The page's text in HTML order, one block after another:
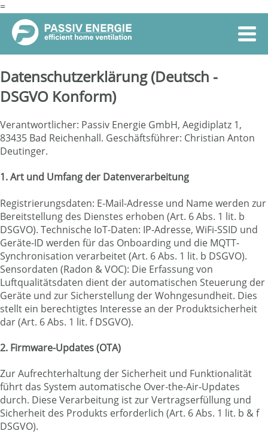
=
Datenschutzerklärung (Deutsch -
DSGVO Konform)
Verantwortlicher: Passiv Energie GmbH, Aegidiplatz 1,
83435 Bad Reichenhall. Geschäftsführer: Christian Anton
Deutinger.
1. Art und Umfang der Datenverarbeitung
Registrierungsdaten: E-Mail-Adresse und Name werden zur
Bereitstellung des Dienstes erhoben (Art. 6 Abs. 1 lit. b
DSGVO). Technische IoT-Daten: IP-Adresse, WiFi-SSID und
Geräte-ID werden für das Onboarding und die MQTT-
Synchronisation verarbeitet (Art. 6 Abs. 1 lit. b DSGVO).
Sensordaten (Radon & VOC): Die Erfassung von
Luftqualitätsdaten dient der automatischen Steuerung der
Geräte und zur Sicherstellung der Wohngesundheit. Dies
stellt ein berechtigtes Interesse an der Produktsicherheit
dar (Art. 6 Abs. 1 lit. f DSGVO).
2. Firmware-Updates (OTA)
Zur Aufrechterhaltung der Sicherheit und Funktionalität
führt das System automatische Over-the-Air-Updates
durch. Diese Verarbeitung ist zur Vertragserfüllung und
Sicherheit des Produkts erforderlich (Art. 6 Abs. 1 lit. b & f
DSGVO).